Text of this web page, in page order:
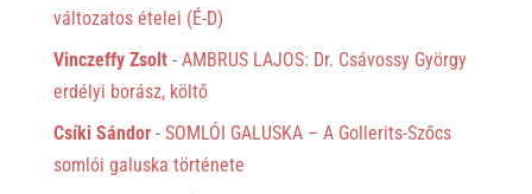
változatos ételei (É-D)
Vinczeffy Zsolt- AMBRUS LAJOS: Dr. Csávossy György
erdélyi borász, költő
Csíki Sándor- SOMLÓI GALUSKA – A Gollerits-Szőcs
somlói galuska története